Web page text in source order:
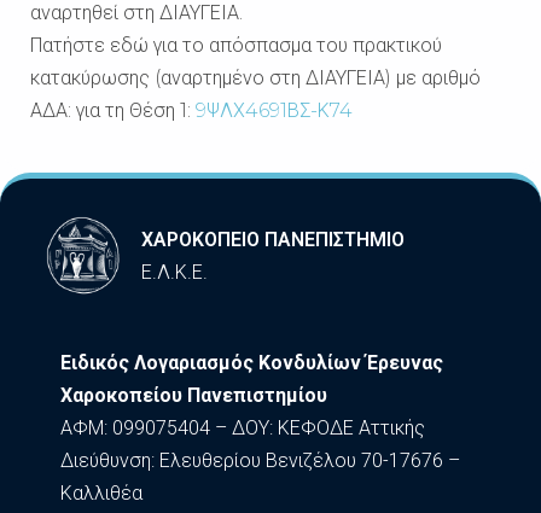
αναρτηθεί στη ΔΙΑΥΓΕΙΑ.
Πατήστε εδώ για το απόσπασμα του πρακτικού
κατακύρωσης (αναρτημένο στη ΔΙΑΥΓΕΙΑ) με αριθμό
ΑΔΑ: για τη Θέση 1: 9ΨΛΧ4691ΒΣ-Κ74
ΧΑΡΟΚΟΠΕΙΟ ΠΑΝΕΠΙΣΤΗΜΙΟ
Ε.Λ.Κ.Ε.
Ειδικός Λογαριασμός Κονδυλίων Έρευνας
Χαροκοπείου Πανεπιστημίου
ΑΦΜ: 099075404 – ΔΟΥ: ΚΕΦΟΔΕ Αττικής
Διεύθυνση: Ελευθερίου Βενιζέλου 70-17676 –
Καλλιθέα